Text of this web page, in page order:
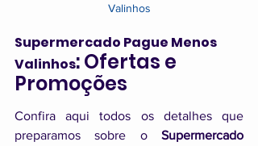
Valinhos
Supermercado Pague Menos
Valinhos: Ofertas e
Promoções
Confira aqui todos os detalhes que
preparamos sobre o Supermercado